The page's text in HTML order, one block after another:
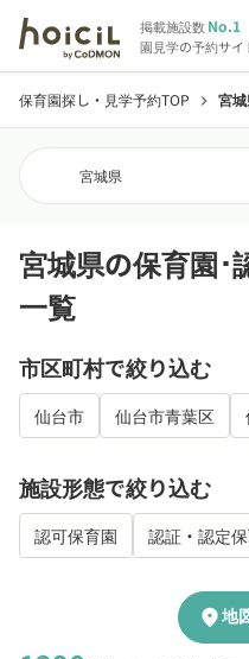
掲載施設数No.1
園見学の予約サイ
保育園探し・見学予約TOP chevron_right 宮
宮城県
宮城県の保育園･
一覧
市区町村で絞り込む
仙台市 仙台市青葉区
施設形態で絞り込む
認可保育園 認証・認定
location_on地